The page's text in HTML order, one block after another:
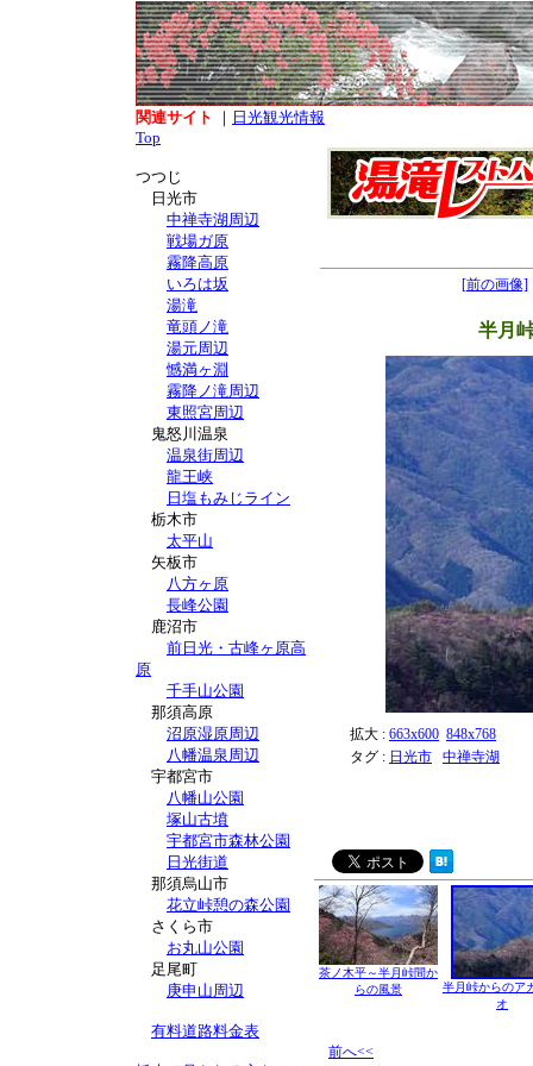
関連サイト ｜ 日光観光情報
Top
つつじ
日光市
中禅寺湖周辺
戦場ガ原
霧降高原
いろは坂
湯滝
竜頭ノ滝
湯元周辺
憾満ヶ淵
霧降ノ滝周辺
東照宮周辺
鬼怒川温泉
温泉街周辺
龍王峡
日塩もみじライン
栃木市
太平山
矢板市
八方ヶ原
長峰公園
鹿沼市
前日光・古峰ヶ原高
原
千手山公園
那須高原
沼原湿原周辺
八幡温泉周辺
宇都宮市
八幡山公園
塚山古墳
宇都宮市森林公園
日光街道
那須烏山市
花立峠憩の森公園
さくら市
お丸山公園
足尾町
庚申山周辺
有料道路料金表
[前の画像]
半月
拡大 : 663x600 848x768
タグ : 日光市 中禅寺湖
茶ノ木平～半月峠間か
らの風景
半月峠からのア
オ
前へ<<